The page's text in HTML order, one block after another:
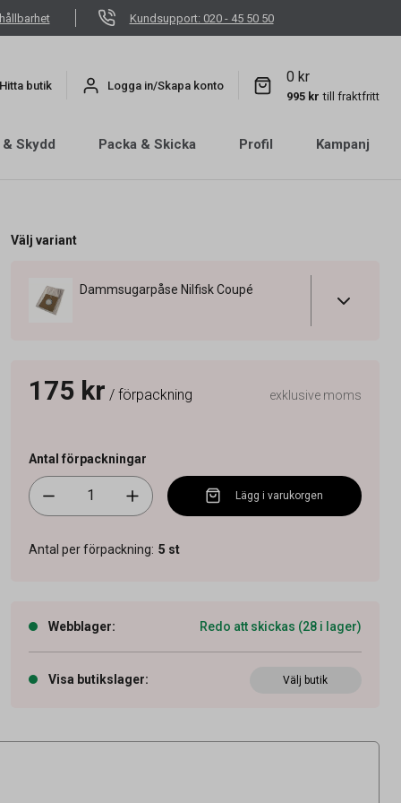
Kundsupport: 020 - 45 50 50
Hitta butik Logga in/Skapa konto
0 kr
995 kr till fraktfritt
Skydd Packa & Skicka Profil Kampanj
Välj variant
Dammsugarpåse Nilfisk Coupé
175 kr / förpackning exklusive moms
Antal förpackningar
Lägg i varukorgen
Antal per förpackning: 5 st
Webblager: Redo att skickas (28 i lager)
Visa butikslager: Välj butik